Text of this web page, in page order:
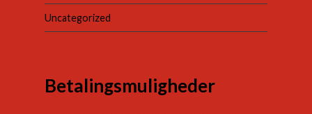
Uncategorized
Betalingsmuligheder